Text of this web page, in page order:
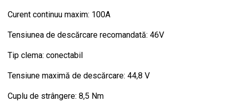
Curent continuu maxim: 100A
Tensiunea de descărcare recomandată: 46V
Tip clema: conectabil
Tensiune maximă de descărcare: 44,8 V
Cuplu de strângere: 8,5 Nm